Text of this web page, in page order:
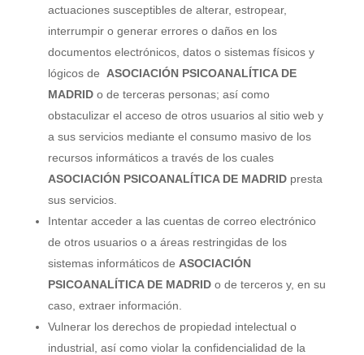
actuaciones susceptibles de alterar, estropear,
interrumpir o generar errores o daños en los
documentos electrónicos, datos o sistemas físicos y
lógicos de ASOCIACIÓN PSICOANALÍTICA DE
MADRID o de terceras personas; así como
obstaculizar el acceso de otros usuarios al sitio web y
a sus servicios mediante el consumo masivo de los
recursos informáticos a través de los cuales
ASOCIACIÓN PSICOANALÍTICA DE MADRID presta
sus servicios.
Intentar acceder a las cuentas de correo electrónico
de otros usuarios o a áreas restringidas de los
sistemas informáticos de ASOCIACIÓN
PSICOANALÍTICA DE MADRID o de terceros y, en su
caso, extraer información.
Vulnerar los derechos de propiedad intelectual o
industrial, así como violar la confidencialidad de la